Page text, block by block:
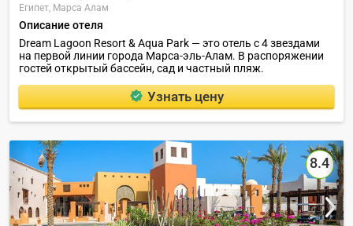
Египет, Марса Алам
Описание отеля
Dream Lagoon Resort & Aqua Park — это отель с 4 звездами
на первой линии города Марса-эль-Алам. В распоряжении
гостей открытый бассейн, сад и частный пляж.
Узнать цену
8.4